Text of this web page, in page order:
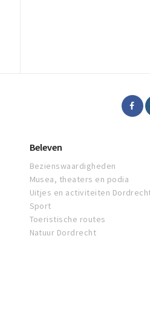
Beleven
Bezienswaardigheden
Musea, theaters en podia
Uitjes en activiteiten
Sport
Toeristische routes
Natuur Dordrecht